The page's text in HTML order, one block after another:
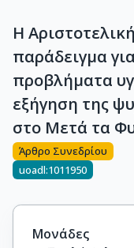
Η
παράδειγμα
προβλήματα
εξήγηση της
στο Μετά τα
Άρθρο Συνεδρίου
uoadl:1011950
Μονάδες